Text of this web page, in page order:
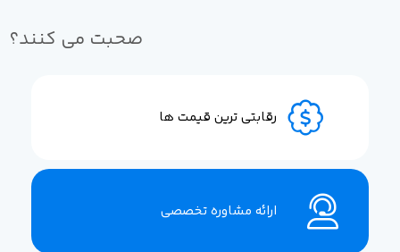
صحبت می کنند؟
رقابتی ترین قیمت ها
ارائه مشاوره تخصصی